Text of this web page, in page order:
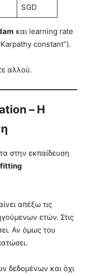
SGD
και learning rate
constant”).
αλλού.
– Η
στην εκπαίδευση
απέξω τις
ετών. Στις
Αν όμως του
δεδομένων και όχι